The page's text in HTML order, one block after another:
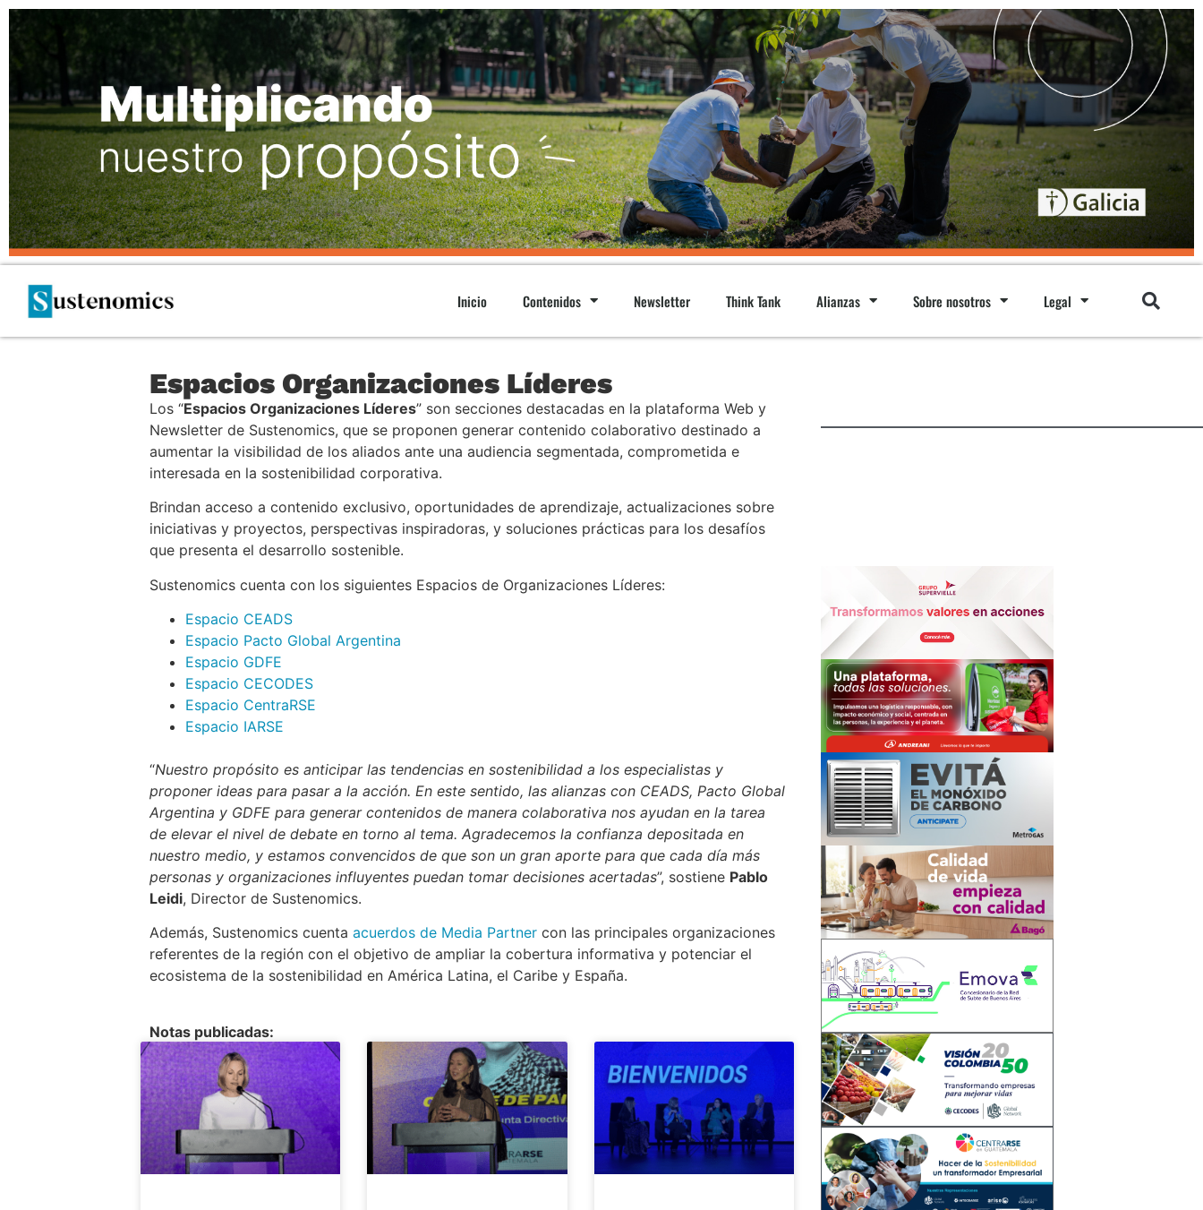
Inicio Contenidos Newsletter Think Tank Alianzas Sobre nosotros Legal
Espacios Organizaciones Líderes
Los “Espacios Organizaciones Líderes” son secciones destacadas en la plataforma Web y
Newsletter de Sustenomics, que se proponen generar contenido colaborativo destinado a
aumentar la visibilidad de los aliados ante una audiencia segmentada, comprometida e
interesada en la sostenibilidad corporativa.
Brindan acceso a contenido exclusivo, oportunidades de aprendizaje, actualizaciones sobre
iniciativas y proyectos, perspectivas inspiradoras, y soluciones prácticas para los desafíos
que presenta el desarrollo sostenible.
Sustenomics cuenta con los siguientes Espacios de Organizaciones Líderes:
Espacio CEADS
Espacio Pacto Global Argentina
Espacio GDFE
Espacio CECODES
Espacio CentraRSE
Espacio IARSE
“Nuestro propósito es anticipar las tendencias en sostenibilidad a los especialistas y
proponer ideas para pasar a la acción. En este sentido, las alianzas con CEADS, Pacto Global
Argentina y GDFE para generar contenidos de manera colaborativa nos ayudan en la tarea
de elevar el nivel de debate en torno al tema. Agradecemos la confianza depositada en
nuestro medio, y estamos convencidos de que son un gran aporte para que cada día más
personas y organizaciones influyentes puedan tomar decisiones acertadas”, sostiene Pablo
Leidi, Director de Sustenomics.
Además, Sustenomics cuenta acuerdos de Media Partner con las principales organizaciones
referentes de la región con el objetivo de ampliar la cobertura informativa y potenciar el
ecosistema de la sostenibilidad en América Latina, el Caribe y España.
Notas publicadas: